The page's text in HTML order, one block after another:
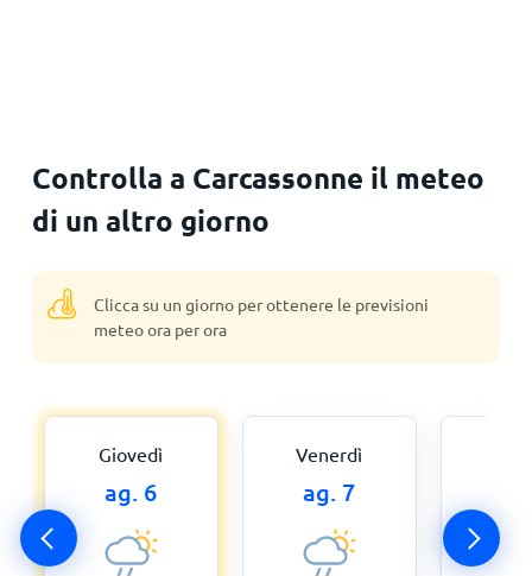
Controlla a Carcassonne il meteo
di un altro giorno
Clicca su un giorno per ottenere le previsioni
meteo ora per ora
Giovedì
ag. 6
Venerdì
ag. 7